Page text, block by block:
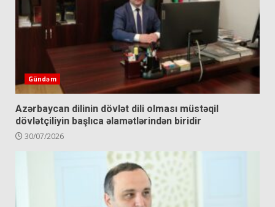
Gündəm
Azərbaycan dilinin dövlət dili olması müstəqil
dövlətçiliyin başlıca əlamətlərindən biridir
30/07/2026